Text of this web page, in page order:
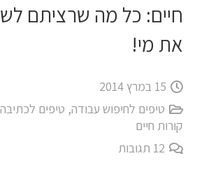
חיים: כל מה שרציתם
את מי!
15 במרץ 2014
טיפים לחיפוש עבודה, טיפים
קורות חיים
12 תגובות